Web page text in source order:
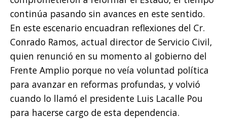
continúa pasando sin avances en este sentido.
En este escenario encuadran reflexiones del Cr.
Conrado Ramos, actual director de Servicio Civil,
quien renunció en su momento al gobierno del
Frente Amplio porque no veía voluntad política
para avanzar en reformas profundas, y volvió
cuando lo llamó el presidente Luis Lacalle Pou
para hacerse cargo de esta dependencia.